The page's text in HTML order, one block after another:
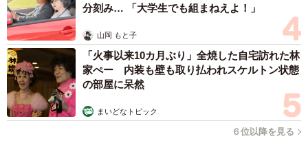
◇ ◇
以下、6位「ゆりやんレトリィバァ」さん、7位「ディー
ン・フジオカ」さん、8位「真田広之」さん、9位「鈴木亮
平」さん、10位「上白石萌音」さんがTOP10にランクイン
していたそうです。
分刻み… 「大学生でも組まねえよ！」
山岡 もと子
「火事以来10カ月ぶり」全焼した自宅訪れた林
家ぺー 内装も壁も取り払われスケルトン状態
の部屋に呆然
まいどなトピック
６位以降を見る